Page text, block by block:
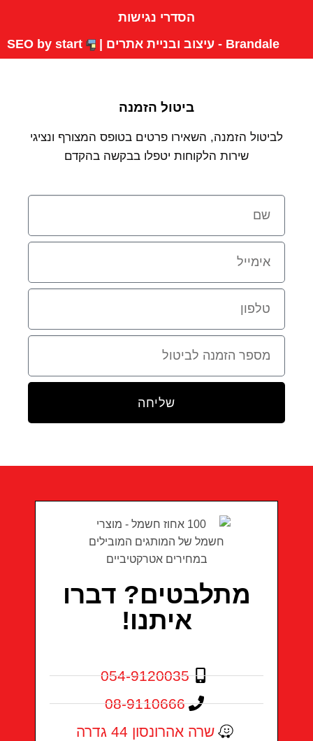
הסדרי נגישות
Brandale - עיצוב ובניית אתרים |
ביטול הזמנה
לביטול הזמנה, השאירו פרטים בטופס המצורף ונציגי
שירות הלקוחות יטפלו בבקשה בהקדם
שליחה
מתלבטים? דברו
איתנו!
054-9120035
08-9110666
שרה אהרונסון 44 גדרה